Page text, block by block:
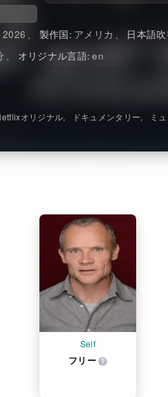
2026 製作国 アメリカ
日本語
オリジナル言語 en
Self
フリー
オリジナル ドキュメンタリー ミ